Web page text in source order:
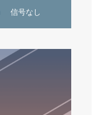
信号なし